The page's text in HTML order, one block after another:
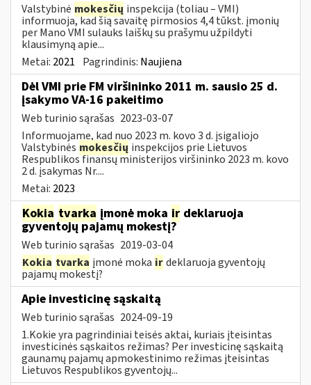
Valstybinė mokesčių inspekcija (toliau – VMI)
informuoja, kad šią savaitę pirmosios 4,4 tūkst. įmonių
per Mano VMI sulauks laiškų su prašymu užpildyti
klausimyną apie...
Metai: 2021 Pagrindinis: Naujiena
Dėl VMI prie FM viršininko 2011 m. sausio 25 d.
įsakymo VA-16 pakeitimo
Web turinio sąrašas 2023-03-07
Informuojame, kad nuo 2023 m. kovo 3 d. įsigaliojo
Valstybinės mokesčių inspekcijos prie Lietuvos
Respublikos finansų ministerijos viršininko 2023 m. kovo
2 d. įsakymas Nr....
Metai: 2023
Kokia tvarka įmonė moka ir deklaruoja
gyventojų pajamų mokestį?
Web turinio sąrašas 2019-03-04
Kokia tvarka įmonė moka irdeklaruoja gyventojų
pajamų mokestį?
Apie investicinę sąskaitą
Web turinio sąrašas 2024-09-19
1.Kokie yra pagrindiniai teisės aktai, kuriais įteisintas
investicinės sąskaitos režimas? Per investicinę sąskaitą
gaunamų pajamų apmokestinimo režimas įteisintas
Lietuvos Respublikos gyventojų...